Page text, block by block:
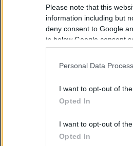
Please note that this
information including but
deny consent to Google
in below Google consent
Personal Data
I want to opt-out of
Opted In
I want to opt-out of
Opted In